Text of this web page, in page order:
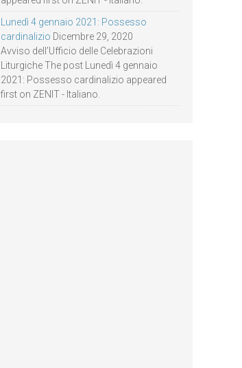
Lunedì 4 gennaio 2021: Possesso
cardinalizio Dicembre 29, 2020
Avviso dell’Ufficio delle Celebrazioni
Liturgiche The post Lunedì 4 gennaio
2021: Possesso cardinalizio appeared
first on ZENIT - Italiano.